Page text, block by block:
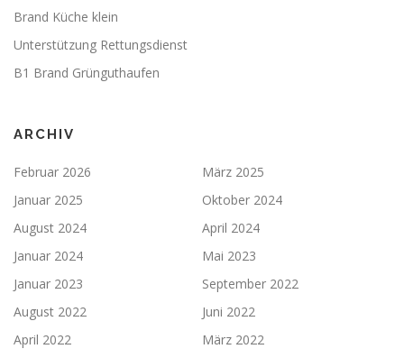
Brand Küche klein
Unterstützung Rettungsdienst
B1 Brand Grünguthaufen
ARCHIV
Februar 2026
März 2025
Januar 2025
Oktober 2024
August 2024
April 2024
Januar 2024
Mai 2023
Januar 2023
September 2022
August 2022
Juni 2022
April 2022
März 2022